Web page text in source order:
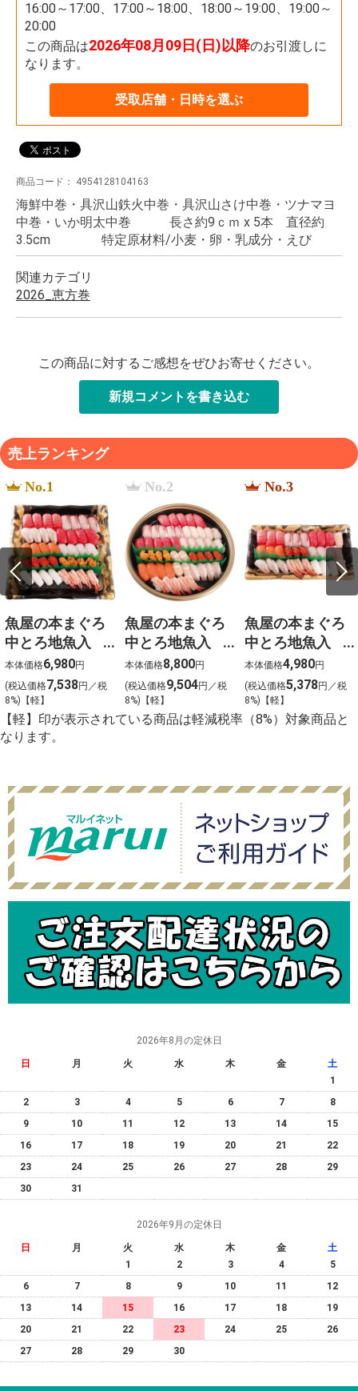
受取店舗・日時を選ぶ
16:00～17:00、17:00～18:00、18:00～19:00、19:00～
20:00
この商品は2026年08月09日(日)以降のお引渡しに
なります。
商品コード： 4954128104163
海鮮中巻・具沢山鉄火中巻・具沢山さけ中巻・ツナマヨ
中巻・いか明太中巻 長さ約9ｃｍ x 5本 直径約
3.5cm 特定原材料/小麦・卵・乳成分・えび
関連カテゴリ
2026_恵方巻
この商品に対するご感想をぜひお寄せください。
新規コメントを書き込む
売上ランキング
No.1
魚屋の本まぐろ
中とろ地魚入
上生寿司 宴
（うたげ）わさ
び抜き【g-2】
本体価格6,980円
(税込価格7,538円／税
8%)【軽】
No.2
魚屋の本まぐろ
中とろ地魚入
上生寿司 寿
（ことぶき）わ
さび抜き【g-1】
本体価格8,800円
(税込価格9,504円／税
8%)【軽】
No.3
魚屋の本まぐろ
中とろ地魚入
上生寿司 瑞穂
（みずほ）わさ
び抜き【g-3】
本体価格4,980円
(税込価格5,378円／税
8%)【軽】
【軽】印が表示されている商品は軽減税率（8%）対象商品と
なります。
2026年8月の定休日
日 月 火 水 木 金
土
1
2
3 4 5 6 7
8
9
10 11 12 13 14
15
16
17 18 19 20 21
22
23
24 25 26 27 28
29
30
31
2026年9月の定休日
日 月 火 水 木 金
土
1
2 3 4
5
6
7 8 9 10 11
12
13
14 15 16 17 18
19
20
21 22 23 24 25
26
27
28 29 30